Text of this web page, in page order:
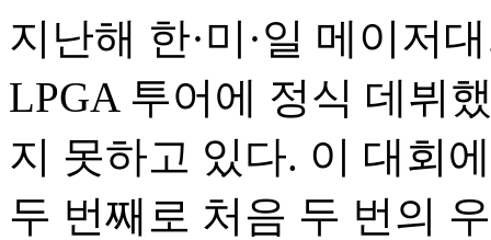
지난해 한·미·일 메이저
LPGA 투어에 정식 데뷔
지 못하고 있다. 이 대회
두 번째로 처음 두 번의